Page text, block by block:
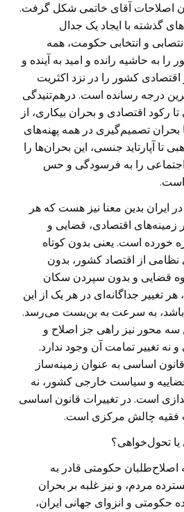
اصلاحات آقای خاتمی شکل گرفت.
گذشته با ایجاد یک جدال
و انتخابی حکومت، همه
به حاشیه رانده و امید به آینده و
کشور را در نزد اکثریت
درجه رسانده است. درهم‌تنیدگی
تا رکود اقتصادی و بحران بیکاری، از
تصمیم‌گیری در همه پهنه‌های
تا آپارتاید جنسی، این بحران‌ها را
اجتماعی را به فرسودگی و حس
است.
ایران بدین معنا نیز هست که هر
اقتصادی، قضایی و
است. یعنی بدون کوتاه
از اقتصاد کشور، بدون
قضایی و بدون سپردن سکان
تغییر جداگانه‌ای در هر یک از این
به سرعت به بن‌بست می‌رسد.
سه محور نیز راهی جز اصلاح و
نه تغییر تمامت آن وجود ندارد.
اساسی به عنوان زمینه‌ساز
قضاییه و سیاست خارجی کشور، نه
است. در تغییرات قانون اساسی
فقیه چالش مرکزی است.
تحول‌خواهی؟
اصلاح‌طلبان حکومتی قادر به
مردم، و نیز غلبه بر بحران
حکومتی و انزوای جهانی ایران،